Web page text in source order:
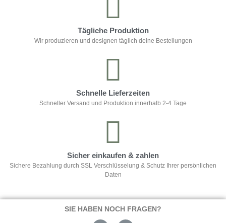
Tägliche Produktion
Wir produzieren und designen täglich deine Bestellungen
Schnelle Lieferzeiten
Schneller Versand und Produktion innerhalb 2-4 Tage
Sicher einkaufen & zahlen
Sichere Bezahlung durch SSL Verschlüsselung & Schutz Ihrer persönlichen
Daten
SIE HABEN NOCH FRAGEN?